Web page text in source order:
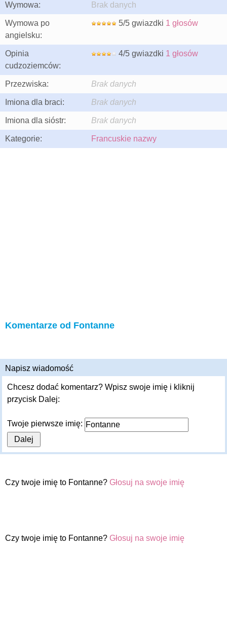
Wymowa: Brak danych
Wymowa po
angielsku:
5/5 gwiazdki 1 głosów
Opinia
cudzoziemców:
4/5 gwiazdki 1 głosów
Przezwiska: Brak danych
Imiona dla braci: Brak danych
Imiona dla sióstr: Brak danych
Kategorie: Francuskie nazwy
Komentarze od Fontanne
Napisz wiadomość
Chcesz dodać komentarz? Wpisz swoje imię i kliknij
przycisk Dalej:
Twoje pierwsze imię:
Czy twoje imię to Fontanne? Głosuj na swoje imię
Czy twoje imię to Fontanne? Głosuj na swoje imię